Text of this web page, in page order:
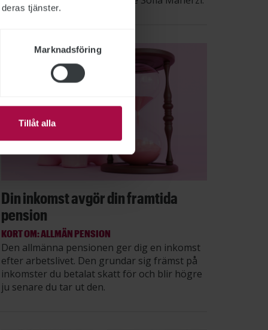
tjänster.
Marknadsföring
Tillåt alla
Din inkomst avgör din framtida
pension
KORT OM: ALLMÄN PENSION
Den allmänna pensionen ger dig en inkomst
efter arbetslivet. Den grundar sig främst på
inkomster du betalat skatt för och blir högre
ju senare du tar ut den.